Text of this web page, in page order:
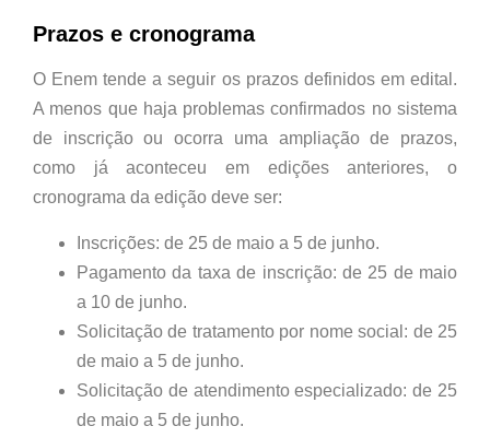
Prazos e cronograma
O Enem tende a seguir os prazos definidos em edital.
A menos que haja problemas confirmados no sistema
de inscrição ou ocorra uma ampliação de prazos,
como já aconteceu em edições anteriores, o
cronograma da edição deve ser:
Inscrições: de 25 de maio a 5 de junho.
Pagamento da taxa de inscrição: de 25 de maio
a 10 de junho.
Solicitação de tratamento por nome social: de 25
de maio a 5 de junho.
Solicitação de atendimento especializado: de 25
de maio a 5 de junho.